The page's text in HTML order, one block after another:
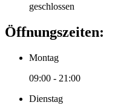
geschlossen
Öffnungszeiten:
Montag
09:00 - 21:00
Dienstag